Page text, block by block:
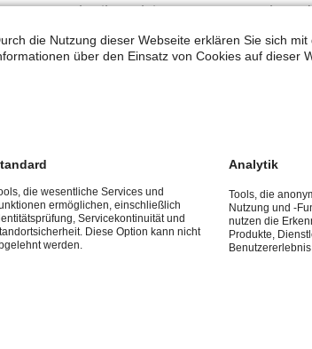
unseres Abteilungsleiters Ben Gommel
M2 angestoßen!
kleinen Video...
die Nutzung dieser Webseite erklären Sie sich
über den Einsatz von Cookies auf dieser
die wesentliche Services und
ermöglichen, einschließlich
Servicekontinuität und
Diese Option kann nicht
werden.
Analytik
Tools, die
Nutzung und -
nutzen die
Produkte,